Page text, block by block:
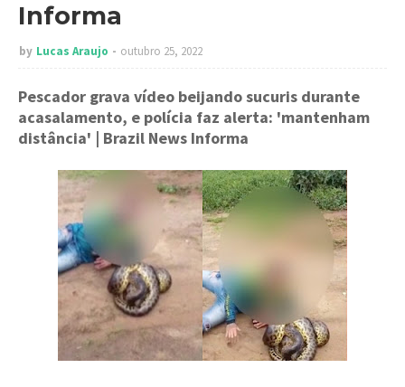
Informa
by Lucas Araujo outubro 25, 2022
Pescador grava vídeo beijando sucuris durante
acasalamento, e polícia faz alerta: 'mantenham
distância' | Brazil News Informa